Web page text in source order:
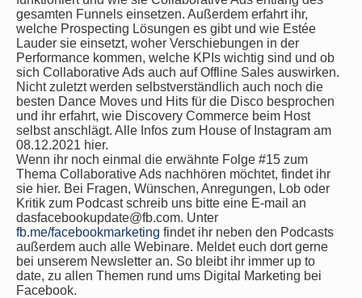
gesamten Funnels einsetzen. Außerdem erfahrt ihr,
welche Prospecting Lösungen es gibt und wie Estée
Lauder sie einsetzt, woher Verschiebungen in der
Performance kommen, welche KPIs wichtig sind und ob
sich Collaborative Ads auch auf Offline Sales auswirken.
Nicht zuletzt werden selbstverständlich auch noch die
besten Dance Moves und Hits für die Disco besprochen
und ihr erfahrt, wie Discovery Commerce beim Host
selbst anschlägt. Alle Infos zum House of Instagram am
08.12.2021 hier.
Wenn ihr noch einmal die erwähnte Folge #15 zum
Thema Collaborative Ads nachhören möchtet, findet ihr
sie hier. Bei Fragen, Wünschen, Anregungen, Lob oder
Kritik zum Podcast schreib uns bitte eine E-mail an
dasfacebookupdate@fb.com. Unter
fb.me/facebookmarketing findet ihr neben den Podcasts
außerdem auch alle Webinare. Meldet euch dort gerne
bei unserem Newsletter an. So bleibt ihr immer up to
date, zu allen Themen rund ums Digital Marketing bei
Facebook.